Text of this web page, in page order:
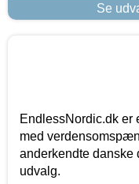
Se
EndlessNordic.dk er
med
anderkendte danske
udvalg.